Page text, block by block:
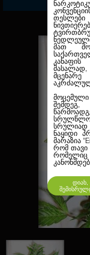
მათ
მოცემული
სრულიად
ნაყიდი
მარაზია
რომ თავი
რომელიც
დიახ,